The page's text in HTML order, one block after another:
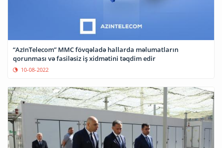
“AzInTelecom” MMC fövqəladə hallarda məlumatların
qorunması və fasiləsiz iş xidmətini təqdim edir
10-08-2022